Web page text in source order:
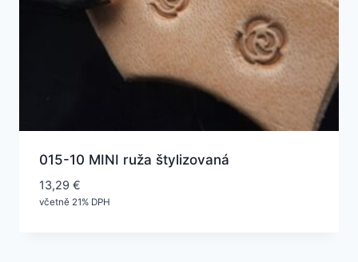
015-10 MINI ruža štylizovaná
13,29 €
včetně 21% DPH